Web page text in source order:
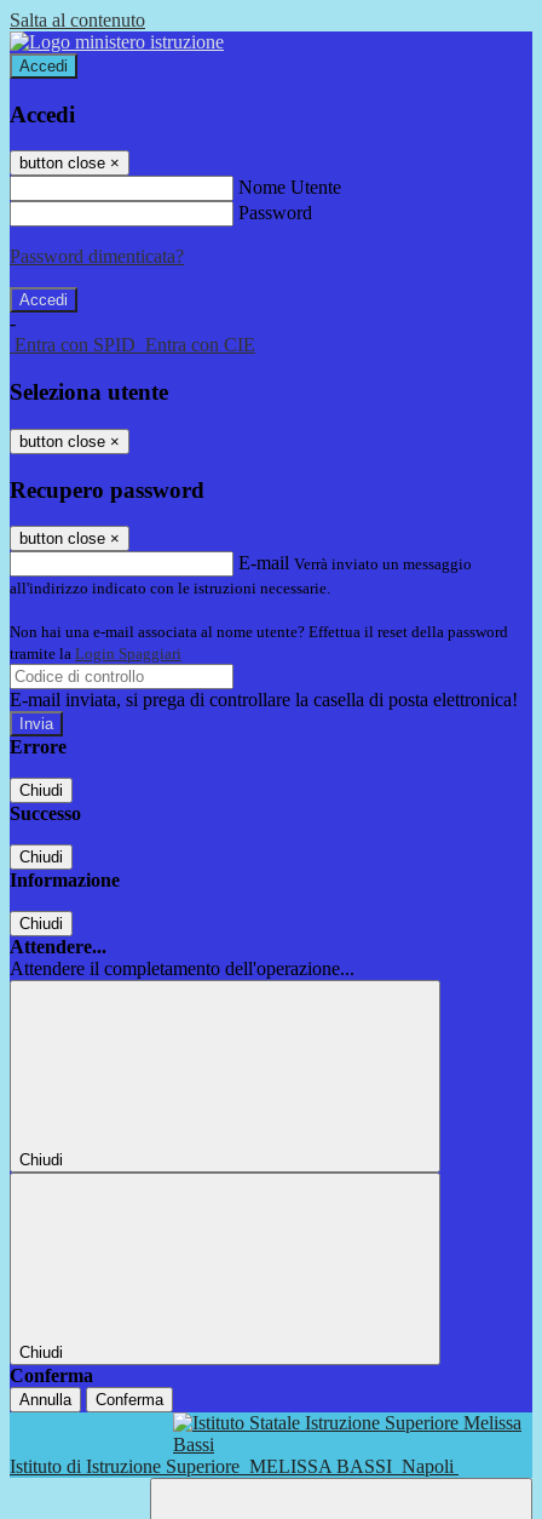
Salta al contenuto
Accedi
Accedi
button close ×
Nome Utente
Password
Password dimenticata?
-
Entra con SPID Entra con CIE
Seleziona utente
button close ×
Recupero password
button close ×
E-mail Verrà inviato un messaggio
all'indirizzo indicato con le istruzioni necessarie.
Non hai una e-mail associata al nome utente? Effettua il reset della password
tramite la Login Spaggiari
E-mail inviata, si prega di controllare la casella di posta elettronica!
Errore
Chiudi
Successo
Chiudi
Informazione
Chiudi
Attendere...
Attendere il completamento dell'operazione...
Chiudi
Chiudi
Conferma
Annulla Conferma
Istituto di Istruzione Superiore MELISSA BASSI Napoli